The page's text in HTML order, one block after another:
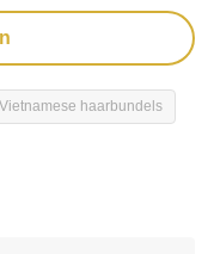
Vietnamese haarbundels